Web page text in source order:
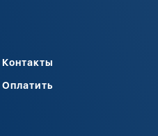
Контакты
Оплатить